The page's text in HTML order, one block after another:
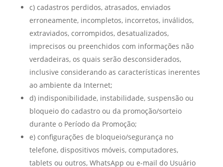
c) cadastros perdidos, atrasados, enviados
erroneamente, incompletos, incorretos, inválidos,
extraviados, corrompidos, desatualizados,
imprecisos ou preenchidos com informações não
verdadeiras, os quais serão desconsiderados,
inclusive considerando as características inerentes
ao ambiente da Internet;
d) indisponibilidade, instabilidade, suspensão ou
bloqueio do cadastro ou da promoção/sorteio
durante o Período da Promoção;
e) configurações de bloqueio/segurança no
telefone, dispositivos móveis, computadores,
tablets ou outros, WhatsApp ou e-mail do Usuário